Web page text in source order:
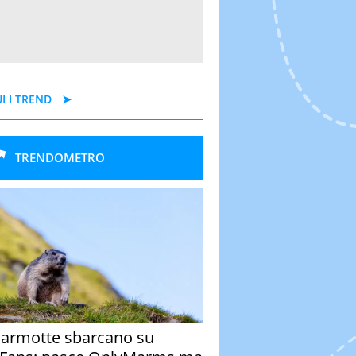
I TREND
TRENDOMETRO
sbarcano su